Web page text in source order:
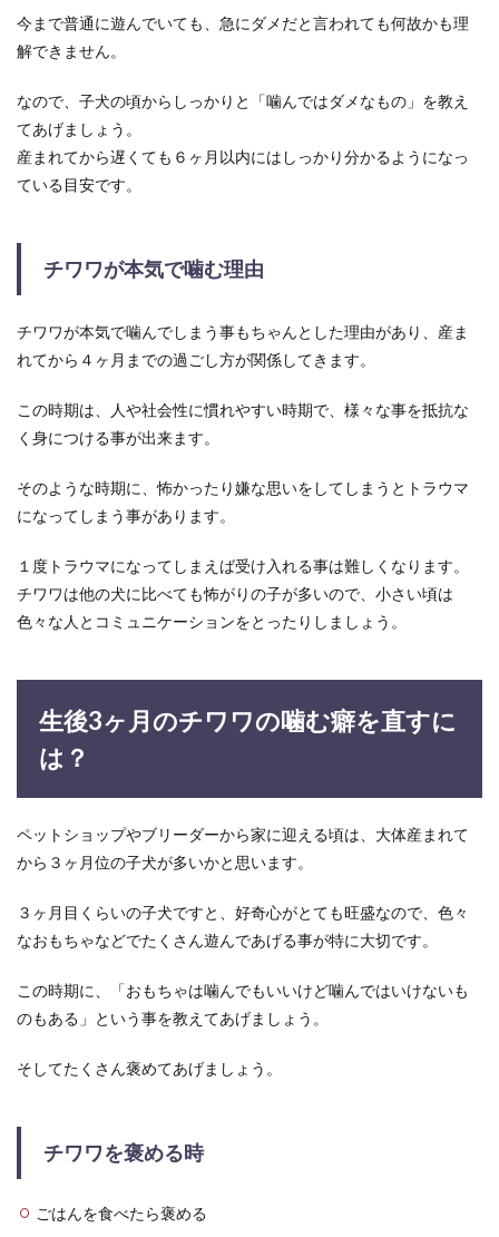
吸法をマスターしましょう
お腹周りが気になってきたことが原因で「腹筋を
女性の結婚年齢が上がっているとはいえ、30代で
烙印を押さ...
バラの花びら活用方法！押し花・ドラ
イフラワー・ポプリの作り方
あなたの誕生日に大切な人からたくさんのバラの
花をもらったら、そのバラをいつまでも残してお
きたいと思う...
歌手を目指す子供オーディションで気
いとか、...
アクリル絵の具の落とし方【学生服の
アクリル絵の具の落とし方はついてしまった洋服
などの素材によっても違ってきます。では、学生
今まで普通に遊んでいても、急にダメだと言われても何故かも理
解できません。
なので、子犬の頃からしっかりと「噛んではダメなもの」を教え
てあげましょう。
産まれてから遅くても６ヶ月以内にはしっかり分かるようになっ
ている目安です。
チワワが本気で噛む理由
チワワが本気で噛んでしまう事もちゃんとした理由があり、産ま
れてから４ヶ月までの過ごし方が関係してきます。
この時期は、人や社会性に慣れやすい時期で、様々な事を抵抗な
く身につける事が出来ます。
そのような時期に、怖かったり嫌な思いをしてしまうとトラウマ
になってしまう事があります。
１度トラウマになってしまえば受け入れる事は難しくなります。
チワワは他の犬に比べても怖がりの子が多いので、小さい頃は
色々な人とコミュニケーションをとったりしましょう。
生後3ヶ月のチワワの噛む癖を直すに
は？
ペットショップやブリーダーから家に迎える頃は、大体産まれて
から３ヶ月位の子犬が多いかと思います。
３ヶ月目くらいの子犬ですと、好奇心がとても旺盛なので、色々
なおもちゃなどでたくさん遊んであげる事が特に大切です。
この時期に、「おもちゃは噛んでもいいけど噛んではいけないも
のもある」という事を教えてあげましょう。
そしてたくさん褒めてあげましょう。
チワワを褒める時
ごはんを食べたら褒める